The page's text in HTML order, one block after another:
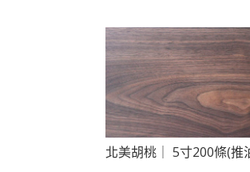
北美胡桃｜ 5寸200條(推